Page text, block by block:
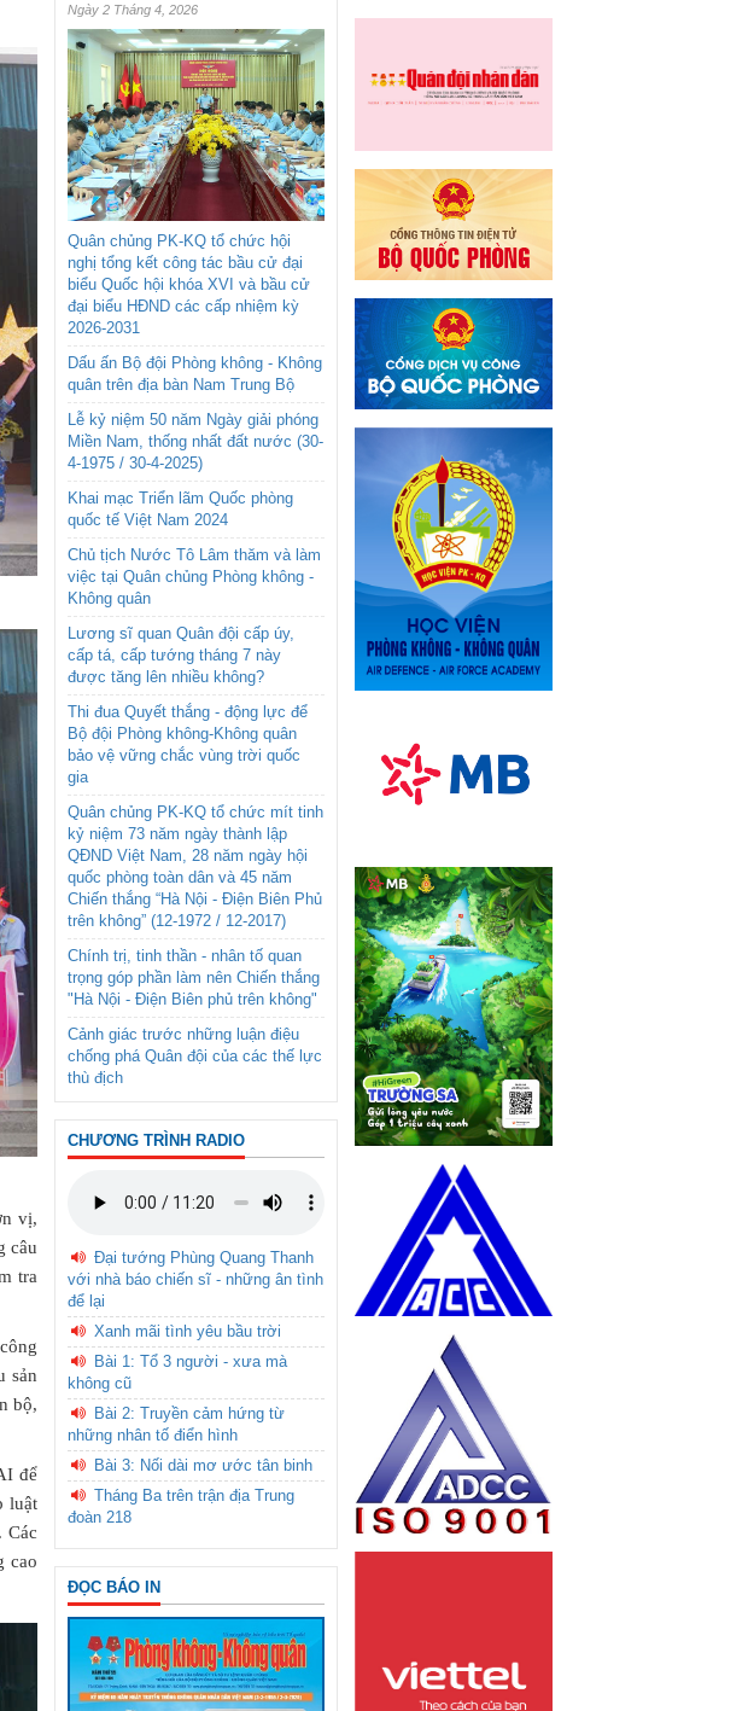
vị,
câu
tra
sản
bộ,
để
luật
Các
cao
Ngày 2 Tháng 4, 2026
Quân chủng PK-KQ tổ chức hội
nghị tổng kết công tác bầu cử đại
biểu Quốc hội khóa XVI và bầu cử
đại biểu HĐND các cấp nhiệm kỳ
2026-2031
Dấu ấn Bộ đội Phòng không - Không
quân trên địa bàn Nam Trung Bộ
Lễ kỷ niệm 50 năm Ngày giải phóng
Miền Nam, thống nhất đất nước (30-
4-1975 / 30-4-2025)
Khai mạc Triển lãm Quốc phòng
quốc tế Việt Nam 2024
Chủ tịch Nước Tô Lâm thăm và làm
việc tại Quân chủng Phòng không -
Không quân
Lương sĩ quan Quân đội cấp úy,
cấp tá, cấp tướng tháng 7 này
được tăng lên nhiều không?
Thi đua Quyết thắng - động lực để
Bộ đội Phòng không-Không quân
bảo vệ vững chắc vùng trời quốc
gia
Quân chủng PK-KQ tổ chức mít tinh
kỷ niệm 73 năm ngày thành lập
QĐND Việt Nam, 28 năm ngày hội
quốc phòng toàn dân và 45 năm
Chiến thắng “Hà Nội - Điện Biên Phủ
trên không” (12-1972 / 12-2017)
Chính trị, tinh thần - nhân tố quan
trọng góp phần làm nên Chiến thắng
"Hà Nội - Điện Biên phủ trên không"
Cảnh giác trước những luận điệu
chống phá Quân đội của các thế lực
thù địch
CHƯƠNG TRÌNH RADIO
Đại tướng Phùng Quang Thanh
với nhà báo chiến sĩ - những ân tình
để lại
Xanh mãi tình yêu bầu trời
Bài 1: Tổ 3 người - xưa mà
không cũ
Bài 2: Truyền cảm hứng từ
những nhân tố điển hình
Bài 3: Nối dài mơ ước tân binh
Tháng Ba trên trận địa Trung
đoàn 218
ĐỌC BÁO IN